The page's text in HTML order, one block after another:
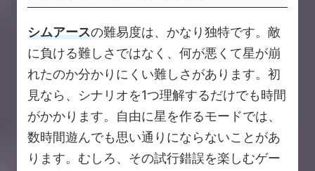
シムアースの難易度は、かなり独特です。敵
に負ける難しさではなく、何が悪くて星が崩
れたのか分かりにくい難しさがあります。初
見なら、シナリオを1つ理解するだけでも時間
がかかります。自由に星を作るモードでは、
数時間遊んでも思い通りにならないことがあ
ります。むしろ、その試行錯誤を楽しむゲー